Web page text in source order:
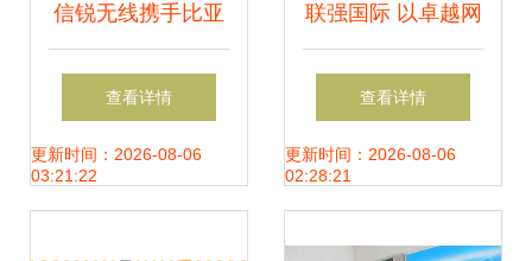
信锐无线携手比亚
迪，构建全国厂区
无线网络全覆盖新
查看详情
更新时间：2026-08-06
03:21:22
联强国际 以卓越网
络技术服务驱动企
业数字化转型
查看详情
更新时间：2026-08-06
02:28:21